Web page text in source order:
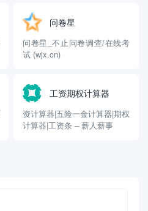
问卷星
问卷星_不止问卷调查/在线考
试 (wjx.cn)
工资期权计算器
资计算器|五险一金计算器|期权
计算器|工资条 – 薪人薪事